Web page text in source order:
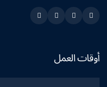
Snapchat
Twitter
Linkedin
Instagram
أوقات العمل